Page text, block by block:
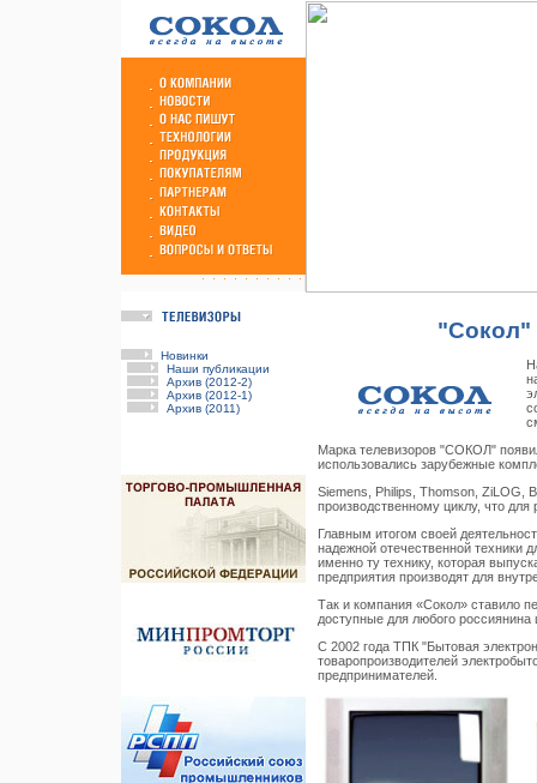
Новинки
Наши публикации
Архив (2012-2)
Архив (2012-1)
Архив (2011)
"Сокол"
Марка телевизоров "СОКОЛ"
использовались зарубежные
Siemens, Philips, Thomson, ZiLOG,
производственному циклу, что
Главным итогом своей
надежной отечественной техники
именно ту технику, которая
предприятия производят для
Так и компания «Сокол» ставило
доступные для любого
С 2002 года ТПК "Бытовая
товаропроизводителей
предпринимателей.